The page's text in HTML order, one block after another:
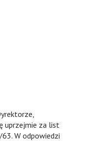
uprzejmie za list
W odpowiedzi